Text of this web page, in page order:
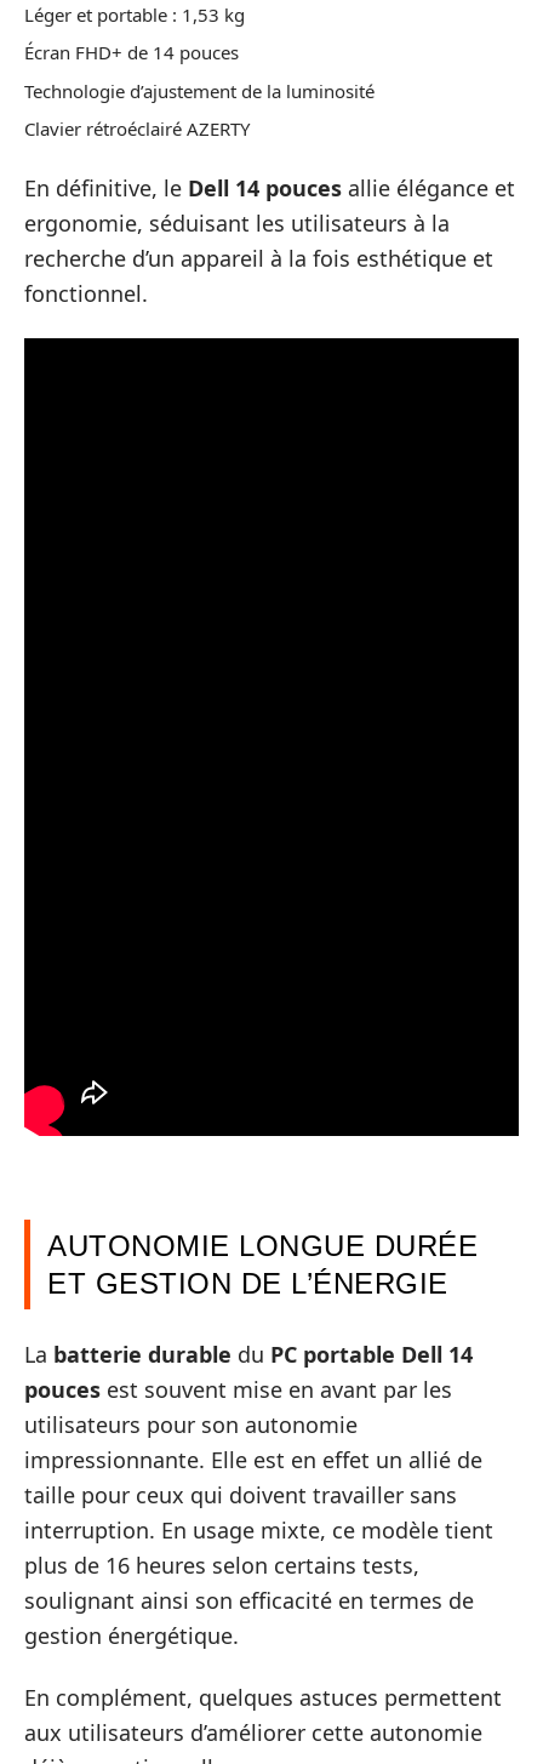
Léger et portable : 1,53 kg
Écran FHD+ de 14 pouces
Technologie d’ajustement de la luminosité
Clavier rétroéclairé AZERTY
En définitive, le Dell 14 pouces allie élégance et
ergonomie, séduisant les utilisateurs à la
recherche d’un appareil à la fois esthétique et
fonctionnel.
AUTONOMIE LONGUE DURÉE
ET GESTION DE L’ÉNERGIE
La batterie durable du PC portable Dell 14
pouces est souvent mise en avant par les
utilisateurs pour son autonomie
impressionnante. Elle est en effet un allié de
taille pour ceux qui doivent travailler sans
interruption. En usage mixte, ce modèle tient
plus de 16 heures selon certains tests,
soulignant ainsi son efficacité en termes de
gestion énergétique.
En complément, quelques astuces permettent
aux utilisateurs d’améliorer cette autonomie